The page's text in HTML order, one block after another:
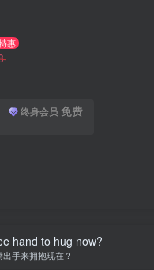
惠
终身会员 免费
hand to hug now?
手来拥抱现在？